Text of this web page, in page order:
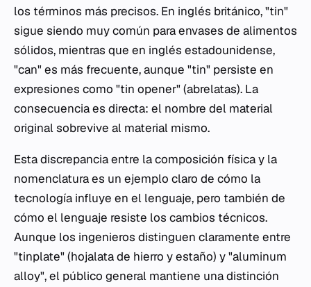
los términos más precisos. En inglés británico, "tin"
sigue siendo muy común para envases de alimentos
sólidos, mientras que en inglés estadounidense,
"can" es más frecuente, aunque "tin" persiste en
expresiones como "tin opener" (abrelatas). La
consecuencia es directa: el nombre del material
original sobrevive al material mismo.
Esta discrepancia entre la composición física y la
nomenclatura es un ejemplo claro de cómo la
tecnología influye en el lenguaje, pero también de
cómo el lenguaje resiste los cambios técnicos.
Aunque los ingenieros distinguen claramente entre
"tinplate" (hojalata de hierro y estaño) y "aluminum
alloy", el público general mantiene una distinción